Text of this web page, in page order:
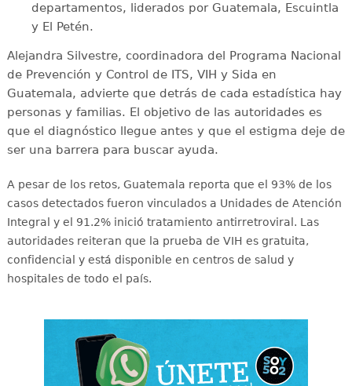
departamentos, liderados por Guatemala, Escuintla
y El Petén.
Alejandra Silvestre, coordinadora del Programa Nacional
de Prevención y Control de ITS, VIH y Sida en
Guatemala, advierte que detrás de cada estadística hay
personas y familias. El objetivo de las autoridades es
que el diagnóstico llegue antes y que el estigma deje de
ser una barrera para buscar ayuda.
A pesar de los retos, Guatemala reporta que el 93% de los
casos detectados fueron vinculados a Unidades de Atención
Integral y el 91.2% inició tratamiento antirretroviral . Las
autoridades reiteran que la prueba de VIH es gratuita,
confidencial y está disponible en centros de salud y
hospitales de todo el país.